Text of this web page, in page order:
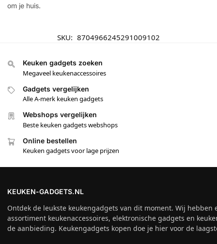
om je huis.
SKU: 8704966245291009102
Keuken gadgets zoeken
Megaveel keukenaccessoires
Gadgets vergelijken
Alle A-merk keuken gadgets
Webshops vergelijken
Beste keuken gadgets webshops
Online bestellen
Keuken gadgets voor lage prijzen
KEUKEN-GADGETS.NL
Ontdek de leukste keukengadgets van dit moment. Wij hebben
assortiment keukenaccessoires, elektronische gadgets en
de aanbieding. Keukengadgets kopen doe je hier voor de